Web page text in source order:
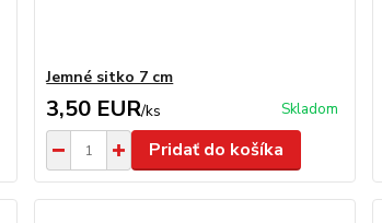
Jemné sitko 7 cm
3,50 EUR/ks Skladom
Pridať do košíka